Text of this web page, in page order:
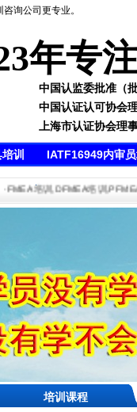
询公司更专业。
年专
中国认监委批准（
中国认证认可协会
上海市认证协会理
训 IATF16949内审
培训,DFMEA培训,PFMEA培
培训课程